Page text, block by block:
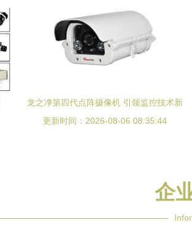
龙之净第四代点阵摄像机 引领监控技术新
变革
更新时间：2026-08-06 08:35:44
企